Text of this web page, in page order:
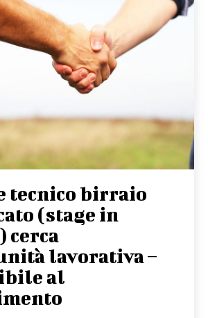
tecnico birraio
(stage in
cerca
lavorativa –
al